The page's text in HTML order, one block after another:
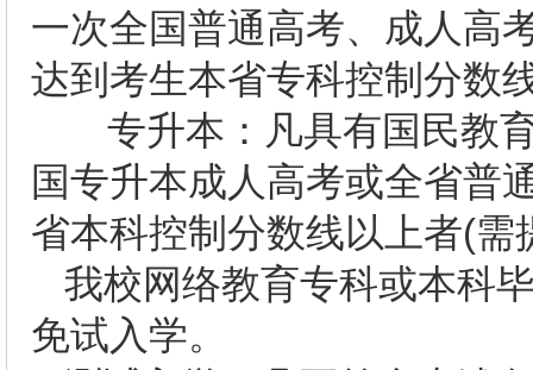
一次全国普通高考、成人高
达到考生本省专科控制分数
专升本：凡具有国民教
国专升本成人高考或全省普
省本科控制分数线以上者(
我校网络教育专科或本科
免试入学。